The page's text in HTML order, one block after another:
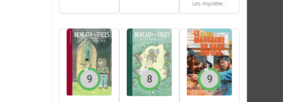
Les mystères de Hobtown #2
9 8 9